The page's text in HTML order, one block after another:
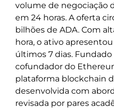
volume de negociação
em 24 horas. A oferta
bilhões de ADA. Com
hora, o ativo
últimos 7 dias.
cofundador do
plataforma blockchain
desenvolvida com
revisada por pares